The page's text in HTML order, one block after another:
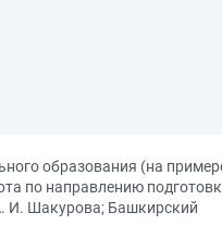
образования (на
по направлению
И. Шакурова; Башкирский